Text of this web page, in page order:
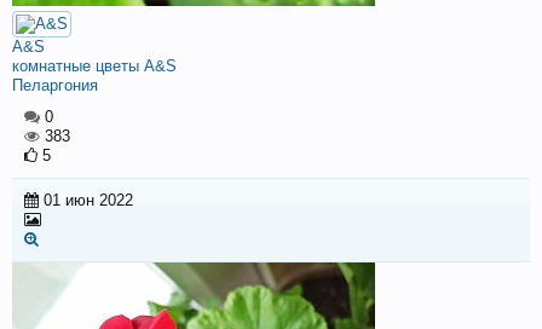
A&S
комнатные цветы A&S
Пеларгония
0
383
5
01 июн 2022